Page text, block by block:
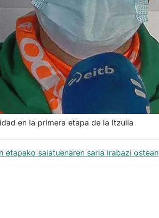
en la primera etapa de la Itzulia
saiatuenaren saria irabazi ostean